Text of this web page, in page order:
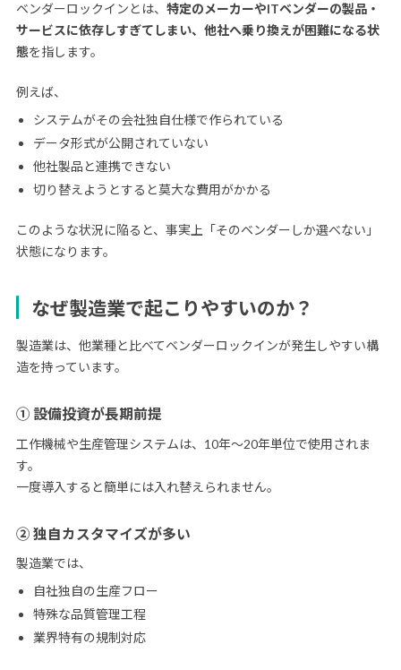
ベンダーロックインとは、 特定のメーカーやITベンダーの製品・
サービスに依存しすぎてしまい、他社へ乗り換えが困難になる状
態を指します。
例えば、
システムがその会社独自仕様で作られている
データ形式が公開されていない
他社製品と連携できない
切り替えようとすると莫大な費用がかかる
このような状況に陥ると、事実上「そのベンダーしか選べない」
状態になります。
なぜ製造業で起こりやすいのか？
製造業は、他業種と比べてベンダーロックインが発生しやすい構
造を持っています。
① 設備投資が長期前提
工作機械や生産管理システムは、10年〜20年単位で使用されま
す。
一度導入すると簡単には入れ替えられません。
② 独自カスタマイズが多い
製造業では、
自社独自の生産フロー
特殊な品質管理工程
業界特有の規制対応